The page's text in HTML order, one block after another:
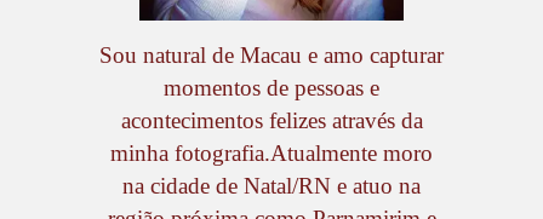
Sou natural de Macau e amo capturar
momentos de pessoas e
acontecimentos felizes através da
minha fotografia.Atualmente moro
na cidade de Natal/RN e atuo na